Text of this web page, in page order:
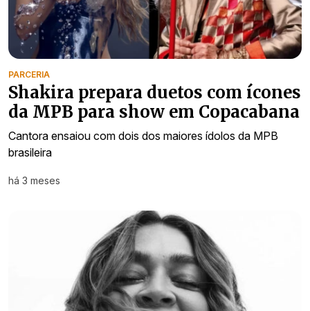
PARCERIA
Shakira prepara duetos com ícones
da MPB para show em Copacabana
Cantora ensaiou com dois dos maiores ídolos da MPB
brasileira
há 3 meses